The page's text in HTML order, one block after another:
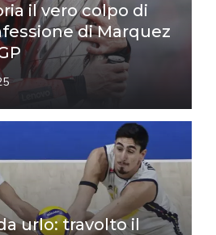
il vero colpo di
di Marquez
urlo: travolto il